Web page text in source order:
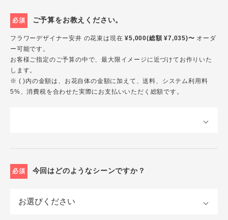
必須 ご予算をお教えください。
フラワーデザイナー安井 の花束は現在¥5,000(総額 ¥7,035)〜 オーダ
ー可能です。
お客様ご指定のご予算の中で、最大限イメージに近づけてお作りいた
します。
※ ( )内の金額は、お花自体の金額に加えて、送料、システム利用料
5%、消費税を合わせた実際にお支払いいただく総額です。
必須 今回はどのようなシーンですか？